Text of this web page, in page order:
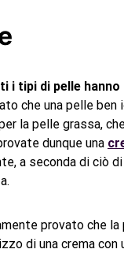
i tipi di pelle
che una pelle
la pelle grassa,
dunque una
a seconda di ciò
provato che la
di una crema con